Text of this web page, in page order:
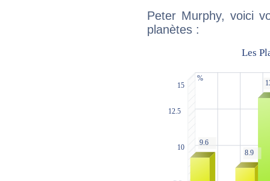
Peter Murphy, voici
planètes :